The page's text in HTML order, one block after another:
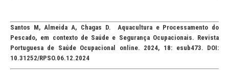
procura)
Sugestões para os Leitores
Investigarem
Santos M, Almeida A, Chagas D. Aquacultura e Processamento do
Pescado, em contexto de Saúde e Segurança Ocupacionais. Revista
Portuguesa de Saúde Ocupacional online. 2024, 18: esub473. DOI:
10.31252/RPSO.06.12.2024